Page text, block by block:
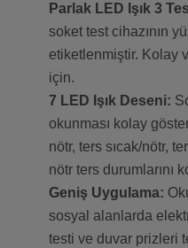
Parlak LED Işık 3
soket test cihazının
etiketlenmiştir. Kolay
için.
7 LED Işık Deseni:
okunması kolay
nötr, ters sıcak/nötr,
nötr ters durumlarını
Geniş Uygulama:
sosyal alanlarda
testi ve duvar prizleri